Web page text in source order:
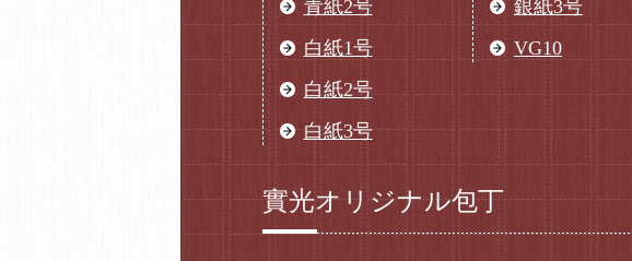
青紙2号
白紙1号
白紙2号
白紙3号
銀紙3号
VG10
實光オリジナル包丁